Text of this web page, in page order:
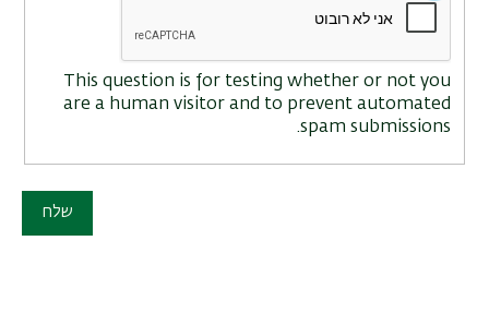
This question is for testing whether or not you
are a human visitor and to prevent automated
spam submissions.
שלח